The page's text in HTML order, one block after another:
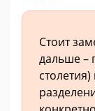
Стоит
дальше –